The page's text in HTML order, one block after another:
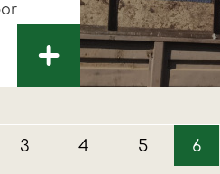
+
3 4 5 6